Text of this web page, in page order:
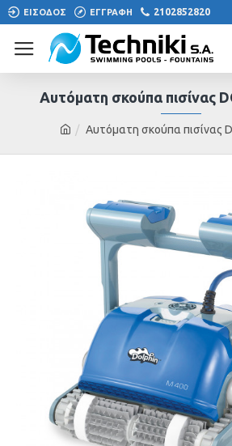
ΕΙΣΟΔΟΣ ΕΓΓΡΑΦΗ 2102852820
Αυτόματη σκούπα πισίνας
Αυτόματη σκούπα πισίνας